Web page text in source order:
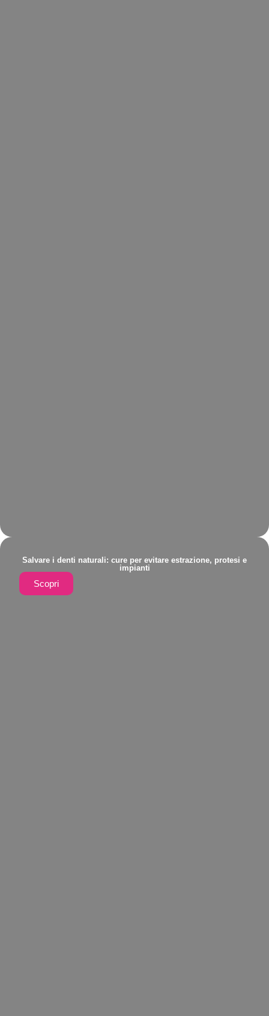
Salvare i denti naturali: cure per evitare estrazione, protesi e
impianti
Scopri